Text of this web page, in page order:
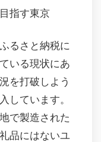
指す東京
るさと納税に
いる現状にあ
を打破しよう
しています。
で製造された
品にはないユ